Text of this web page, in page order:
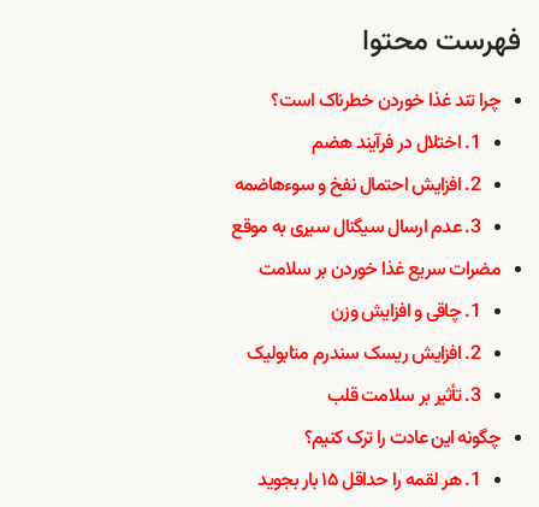
فهرست محتوا
چرا تند غذا خوردن خطرناک است؟
1. اختلال در فرآیند هضم
2. افزایش احتمال نفخ و سوءهاضمه
3. عدم ارسال سیگنال سیری به موقع
مضرات سریع غذا خوردن بر سلامت
1. چاقی و افزایش وزن
2. افزایش ریسک سندرم متابولیک
3. تأثیر بر سلامت قلب
چگونه این عادت را ترک کنیم؟
1. هر لقمه را حداقل ۱۵ بار بجوید